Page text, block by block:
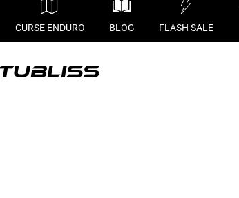
CURSE ENDURO BLOG FLASH SALE